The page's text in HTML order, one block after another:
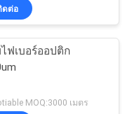
ดต่อ
ฟเบอร์ออปติก
MOQ:3000 เมตร